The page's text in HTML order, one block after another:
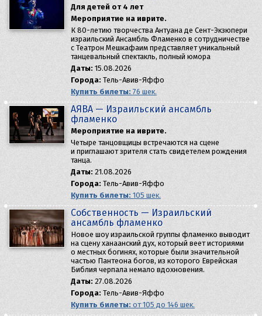
Для детей от 4 лет
Мероприятие на иврите.
К 80-летию творчества Антуана де Сент-Экзюпери
израильский Ансамбль Фламенко в сотрудничестве
с Театрон Мешкафаим представляет уникальный
танцевальный спектакль, полный юмора
Даты: 15.08.2026
Города: Тель-Авив-Яффо
Купить билеты: 76 шек.
AЯBA — Израильский ансамбль
фламенко
Мероприятие на иврите.
Четыре танцовщицы встречаются на сцене
и приглашают зрителя стать свидетелем рождения
танца.
Даты: 21.08.2026
Города: Тель-Авив-Яффо
Купить билеты: 105 шек.
Собственность — Израильский
ансамбль фламенко
Новое шоу израильской группы фламенко выводит
на сцену ханаанский дух, который веет историями
о местных богинях, которые были значительной
частью Пантеона богов, из которого Еврейская
Библия черпала немало вдохновения.
Даты: 27.08.2026
Города: Тель-Авив-Яффо
Купить билеты: от 105 до 146 шек.